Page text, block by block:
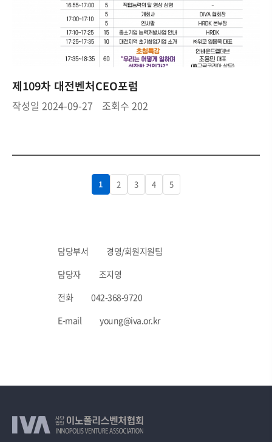
제109차 대전벤처CEO포럼
작성일 2024-09-27 조회수 202
1 2 3 4 5
담당부서
경영/회원지원팀
담당자
조지영
전화
042-368-9720
E-mail
young@iva.or.kr